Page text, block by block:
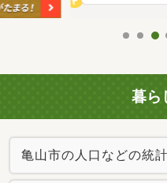
暮ら
亀山市の人口などの統